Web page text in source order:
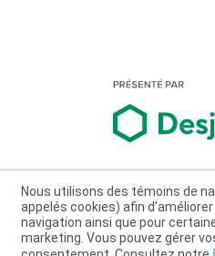
Nous utilisons des témoins de
appelés cookies) afin
navigation ainsi que pour
marketing. Vous pouvez gérer